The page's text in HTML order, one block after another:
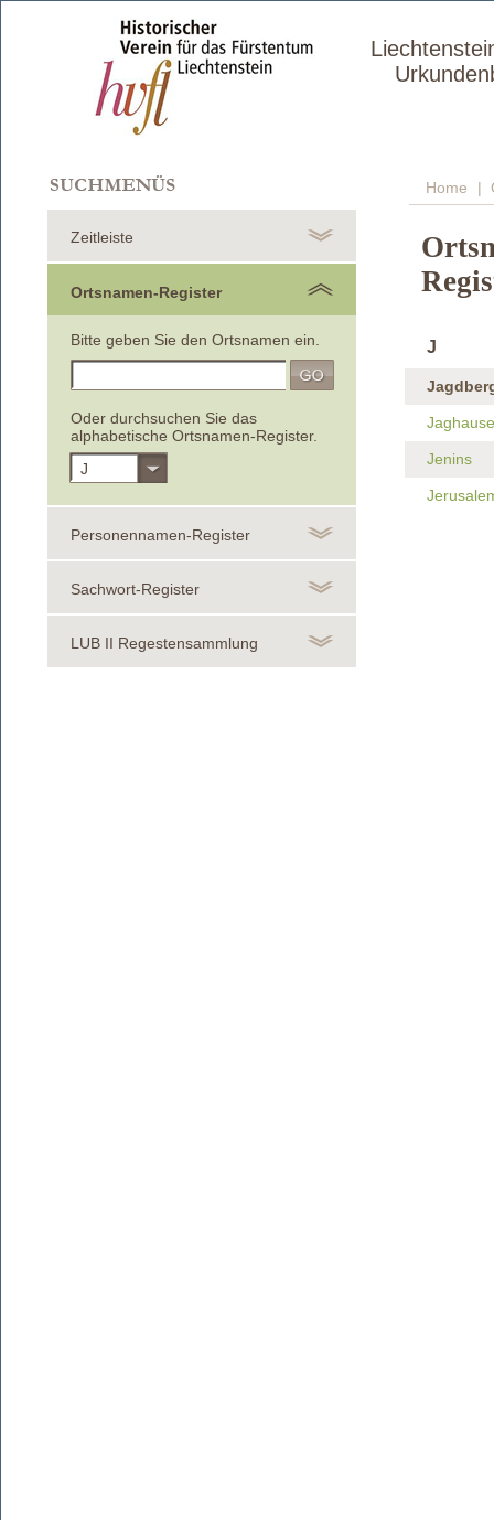
Home |
Zeitleiste
Ortsnamen-Register
Bitte geben Sie den Ortsnamen ein.
Oder durchsuchen Sie das
alphabetische Ortsnamen-Register.
J
Personennamen-Register
Sachwort-Register
LUB II Regestensammlung
J
Jenins